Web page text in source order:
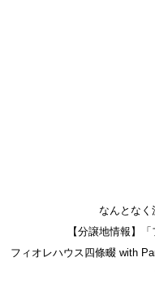
なんとなく
【分譲地情報】
フィオレハウス四條畷 with